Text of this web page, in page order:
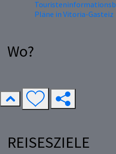
Pläne in Vitoria-Gasteiz
Wo?
REISESZIELE